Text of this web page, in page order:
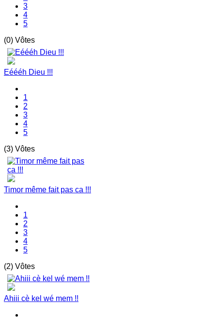
3
4
5
(0) Vôtes
Eéééh Dieu !!!
1
2
3
4
5
(3) Vôtes
Timor même fait pas ca !!!
1
2
3
4
5
(2) Vôtes
Ahiii cè kel wé mem !!